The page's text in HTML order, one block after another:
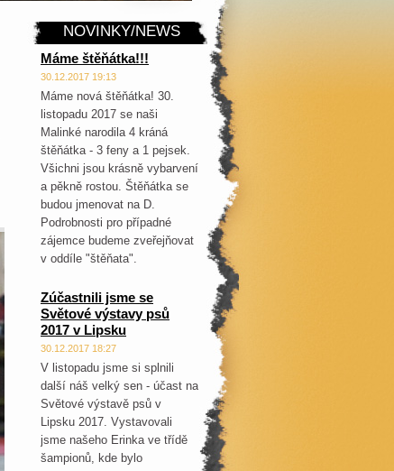
NOVINKY/NEWS
Máme štěňátka!!!
30.12.2017 19:13
Máme nová štěňátka! 30.
listopadu 2017 se naši
Malinké narodila 4 kráná
štěňátka - 3 feny a 1 pejsek.
Všichni jsou krásně vybarvení
a pěkně rostou. Štěňátka se
budou jmenovat na D.
Podrobnosti pro případné
zájemce budeme zveřejňovat
v oddíle "štěňata".
Zúčastnili jsme se
Světové výstavy psů
2017 v Lipsku
30.12.2017 18:27
V listopadu jsme si splnili
další náš velký sen - účast na
Světové výstavě psů v
Lipsku 2017. Vystavovali
jsme našeho Erinka ve třídě
šampionů, kde bylo